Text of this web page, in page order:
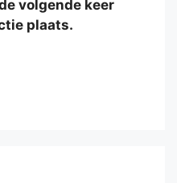
volgende keer
plaats.